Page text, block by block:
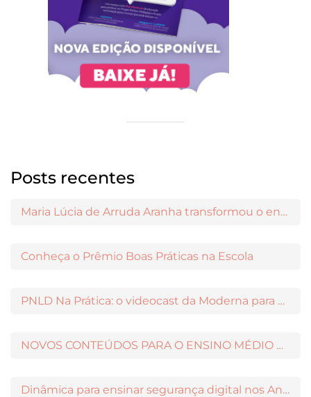
Posts recentes
Maria Lúcia de Arruda Aranha transformou o ensino de Filosofia no Brasil
Conheça o Prêmio Boas Práticas na Escola
PNLD Na Prática: o videocast da Moderna para apoiar a escolha das obras aprovadas
NOVOS CONTEÚDOS PARA O ENSINO MÉDIO DISPONÍVEIS NO MODERNAMIGOS
Dinâmica para ensinar segurança digital nos Anos Iniciais